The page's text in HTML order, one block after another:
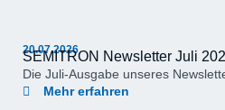
20.07.2026
SEMITRON Newsletter Juli
Die Juli-Ausgabe unseres
Mehr erfahren